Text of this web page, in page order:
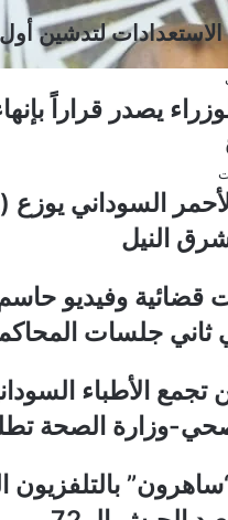
الاستعدادات لتدشين
يصدر قراراً
النيل
قضائية وفيديو
ثاني جلسات
الأطباء
وزارة الصحة